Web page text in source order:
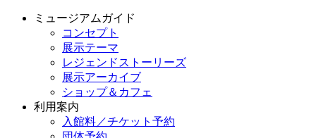
ミュージアムガイド
コンセプト
展示テーマ
レジェンドストーリーズ
展示アーカイブ
ショップ＆カフェ
利用案内
入館料／チケット予約